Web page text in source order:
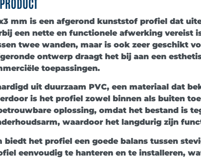
mm is een afgerond kunststof profiel dat
een nette en functionele afwerking vereist
twee wanden, maar is ook zeer geschikt
ontwerp draagt het bij aan een
toepassingen.
uit duurzaam PVC, een materiaal dat
is het profiel zowel binnen als buiten
oplossing, omdat het bestand is
waardoor het langdurig zijn
biedt het profiel een goede balans tussen
eenvoudig te hanteren en te installeren,